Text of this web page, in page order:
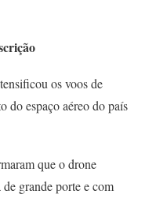
os voos de
do espaço aéreo do país
que o drone
grande porte e com